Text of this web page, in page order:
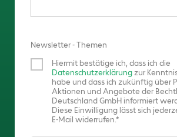
Newsletter - Themen
Hiermit bestätige ich, dass ich die
Datenschutzerklärungzur
habe und dass ich zukünftig über
Aktionen und Angebote der
Deutschland GmbH informiert
Diese Einwilligung lässt sich
E-Mail widerrufen.